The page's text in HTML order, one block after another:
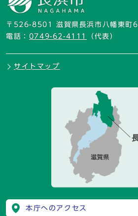
〒526-8501 滋賀県長浜市八幡東町
電話： 0749-62-4111 （代表）
サイトマップ
本庁へのアクセス